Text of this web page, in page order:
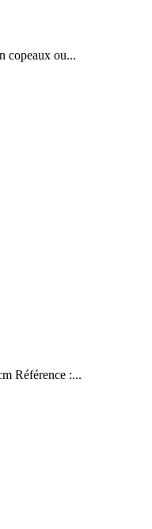
copeaux ou...
Référence :...